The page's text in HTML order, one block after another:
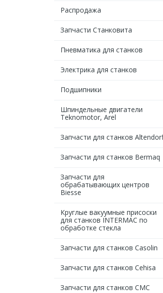
Распродажа
Запчасти Станковита
Пневматика для станков
Электрика для станков
Подшипники
Шпиндельные двигатели
Teknomotor, Arel
Запчасти для станков
Запчасти для станков Bermaq
Запчасти для
обрабатывающих центров
Biesse
Круглые вакуумные присоски
для станков INTERMAC по
обработке стекла
Запчасти для станков Casolin
Запчасти для станков Cehisa
Запчасти для станков CMC